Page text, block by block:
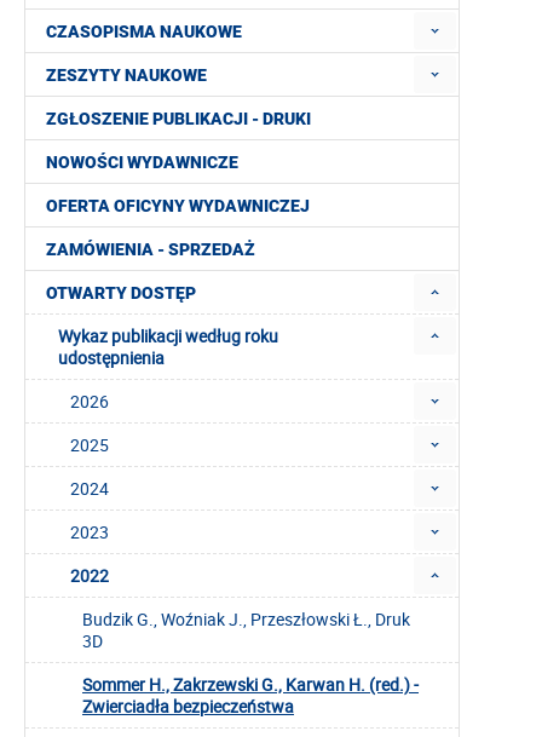
CZASOPISMA NAUKOWE
ZESZYTY NAUKOWE
ZGŁOSZENIE PUBLIKACJI - DRUKI
NOWOŚCI WYDAWNICZE
OFERTA OFICYNY WYDAWNICZEJ
ZAMÓWIENIA - SPRZEDAŻ
OTWARTY DOSTĘP
Wykaz publikacji według roku
udostępnienia
2026
2025
2024
2023
2022
Budzik G., Woźniak J., Przeszłowski Ł., Druk
3D
Sommer H., Zakrzewski G., Karwan H. (red.) -
Zwierciadła bezpieczeństwa